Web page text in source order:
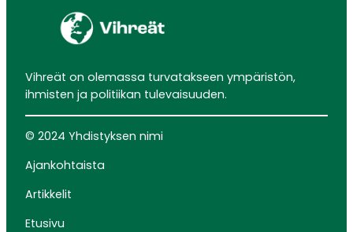
Vihreät on olemassa turvatakseen ympäristön,
ihmisten ja politiikan tulevaisuuden.
© 2024 Yhdistyksen nimi
Ajankohtaista
Artikkelit
Etusivu